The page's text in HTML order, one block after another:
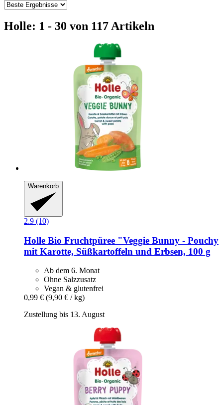
Holle: 1 - 30 von 117 Artikeln
Warenkorb
2.9 (10)
Holle Bio Fruchtpüree "Veggie Bunny -​ Pouchy
mit Karotte, Süßkartoffeln und Erbsen, 100 g
Ab dem 6. Monat
Ohne Salzzusatz
Vegan & glutenfrei
0,99 € (9,90 € / kg)
Zustellung bis 13. August